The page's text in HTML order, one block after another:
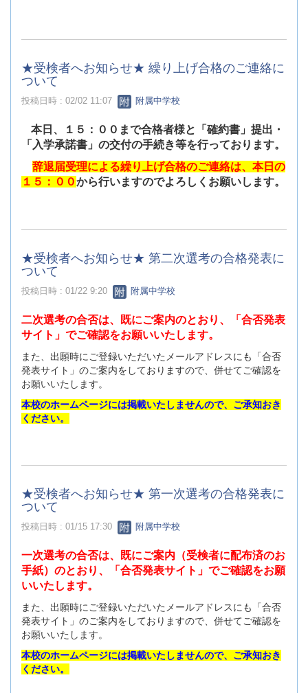
★受検者へお知らせ★ 繰り上げ合格のご連絡に
ついて
投稿日時 : 02/02 11:07 附属中学校
本日、１５：００まで合格者様と「確約書」提出・
「入学承諾書」の交付の手続き等を行っております。
辞退届受理による繰り上げ合格のご連絡は、本日の
１５：００から行いますのでよろしくお願いします。
★受検者へお知らせ★ 第二次選考の合格発表に
ついて
投稿日時 : 01/22 9:20 附属中学校
二次選考の合否は、既にご案内のとおり、「合否発表
サイト」でご確認をお願いいたします。
また、出願時にご登録いただいたメールアドレスにも「合否
発表サイト」のご案内をしておりますので、併せてご確認を
お願いいたします。
本校のホームページには掲載いたしませんので、ご承知おき
ください。
★受検者へお知らせ★ 第一次選考の合格発表に
ついて
投稿日時 : 01/15 17:30 附属中学校
一次選考の合否は、既にご案内（受検者に配布済のお
手紙）のとおり、「合否発表サイト」でご確認をお願
いいたします。
また、出願時にご登録いただいたメールアドレスにも「合否
発表サイト」のご案内をしておりますので、併せてご確認を
お願いいたします。
本校のホームページには掲載いたしませんので、ご承知おき
ください。